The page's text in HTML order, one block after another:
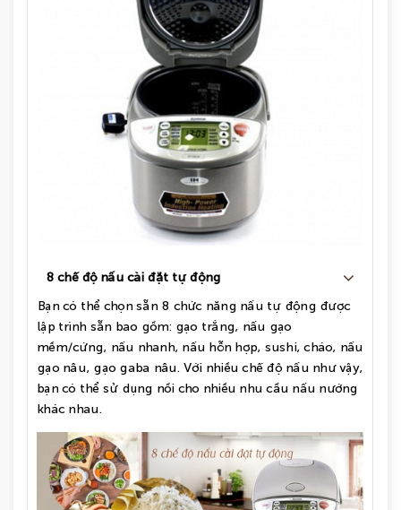
8 chế độ nấu cài đặt tự động
Bạn có thể chọn sẵn 8 chức năng nấu tự động được
lập trình sẵn bao gồm: gạo trắng, nấu gạo
mềm/cứng, nấu nhanh, nấu hỗn hợp, sushi, cháo, nấu
gạo nâu, gạo gaba nâu. Với nhiều chế độ nấu như vậy,
bạn có thể sử dụng nồi cho nhiều nhu cầu nấu nướng
khác nhau.